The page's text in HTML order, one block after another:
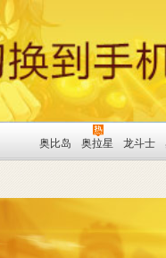
奥比岛 奥拉星 龙斗士